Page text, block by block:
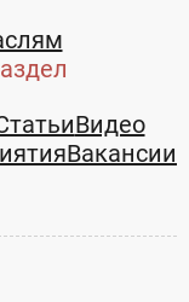
Видео
Вакансии